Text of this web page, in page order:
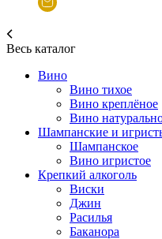
Весь каталог
Вино
Вино тихое
Вино креплёное
Вино
Шампанские и
Шампанское
Вино игристое
Крепкий алкоголь
Виски
Джин
Расилья
Баканора